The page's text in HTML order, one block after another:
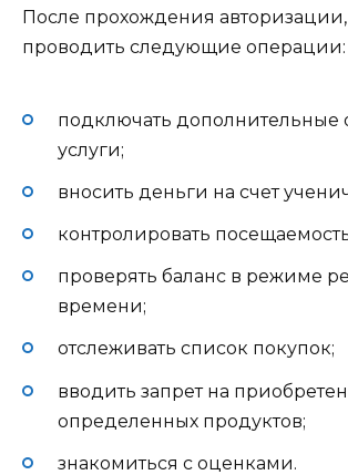
После прохождения
проводить следующие операции:
подключать дополнительные
услуги;
вносить деньги на счет
контролировать
проверять баланс в режиме
времени;
отслеживать список покупок;
вводить запрет на
определенных продуктов;
знакомиться с оценками.